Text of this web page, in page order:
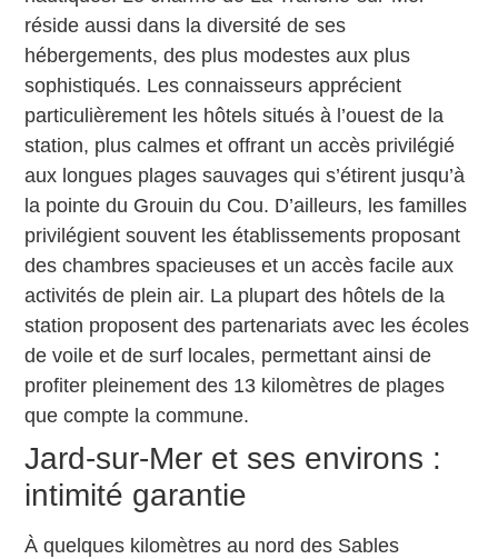
réside aussi dans la diversité de ses
hébergements, des plus modestes aux plus
sophistiqués. Les connaisseurs apprécient
particulièrement les hôtels situés à l’ouest de la
station, plus calmes et offrant un accès privilégié
aux longues plages sauvages qui s’étirent jusqu’à
la pointe du Grouin du Cou. D’ailleurs, les familles
privilégient souvent les établissements proposant
des chambres spacieuses et un accès facile aux
activités de plein air. La plupart des hôtels de la
station proposent des partenariats avec les écoles
de voile et de surf locales, permettant ainsi de
profiter pleinement des 13 kilomètres de plages
que compte la commune.
Jard-sur-Mer et ses environs :
intimité garantie
À quelques kilomètres au nord des Sables